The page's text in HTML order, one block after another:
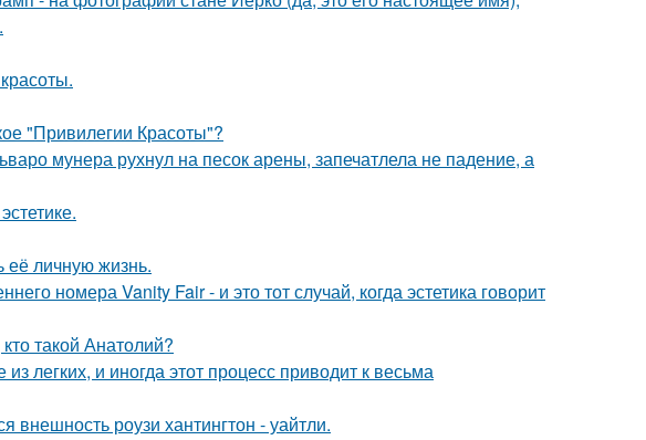
"Привилегии Красоты"?
мунера рухнул на песок арены, запечатлела не падение, а
её личную жизнь.
номера Vanity Fair - и это тот случай, когда эстетика говорит
такой Анатолий?
легких, и иногда этот процесс приводит к весьма
роузи хантингтон - уайтли.